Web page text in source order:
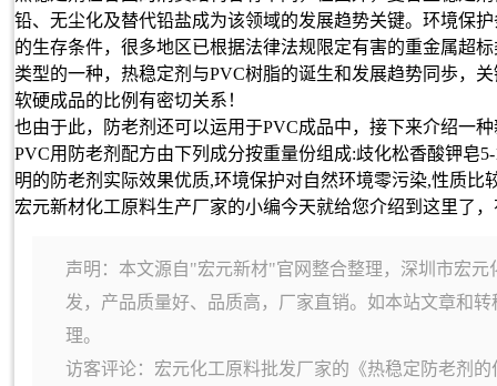
铅、无尘化及替代铅盐成为该领域的发展趋势关键。环境保
的生存条件，很多地区已根据法律法规限定有害的重金属超
类型的一种，热稳定剂与PVC树脂的诞生和发展趋势同歩，
软硬成品的比例有密切关系！
也由于此，防老剂还可以运用于PVC成品中，接下来介绍一
PVC用防老剂配方由下列成分按重量份组成:歧化松香酸钾皂
明的防老剂实际效果优质,环境保护对自然环境零污染,性质比
宏元新材化工原料生产厂家的小编今天就给您介绍到这里了
声明：本文源自"宏元新材"官网整合整理，深圳市宏
发，产品质量好、品质高，厂家直销。如本站文章和
理。
访客评论：宏元化工原料批发厂家的《热稳定防老剂